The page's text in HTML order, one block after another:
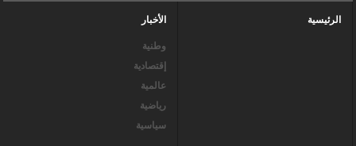
الرئيسية الأخبار
وطنية
إقتصادية
عالمية
رياضية
سياسية